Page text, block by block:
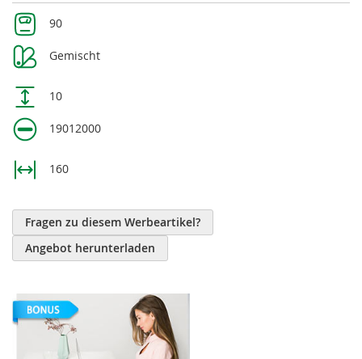
Weitere
Informationen
90
Gemischt
10
19012000
160
Fragen zu diesem Werbeartikel?
Angebot herunterladen